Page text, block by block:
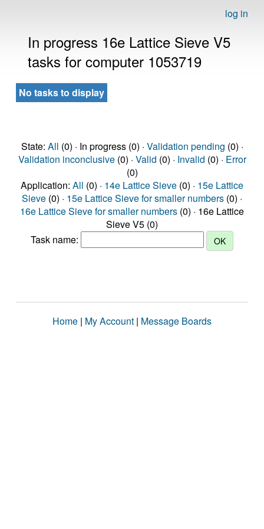
log in
In progress 16e Lattice Sieve V5
tasks for computer 1053719
No tasks to display
State: All (0) · In progress (0) · Validation pending (0) ·
Validation inconclusive(0) · Valid (0) · Invalid (0) · Error
(0)
Application: All (0) · 14e Lattice Sieve (0) · 15e Lattice
Sieve (0) · 15e Lattice Sieve for smaller numbers (0) ·
16e Lattice Sieve for smaller numbers (0) · 16e Lattice
Sieve V5 (0)
Task name:
Home | My Account | Message Boards